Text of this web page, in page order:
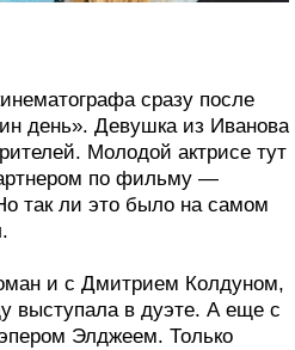
сразу после
день». Девушка из Иванова
Молодой актрисе тут
по фильму —
так ли это было на самом
и с Дмитрием Колдуном,
выступала в дуэте. А еще с
Элджеем. Только